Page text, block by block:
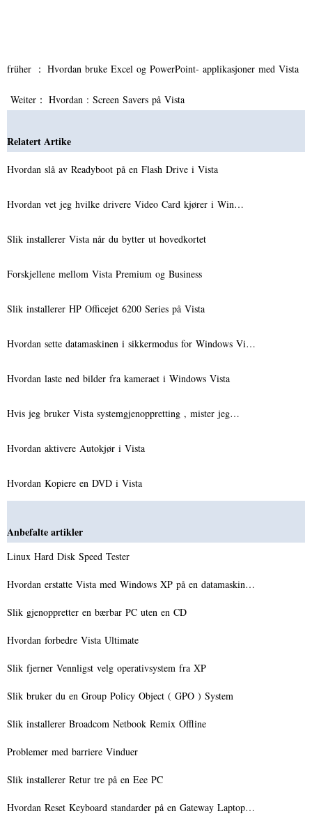
früher ： Hvordan bruke Excel og PowerPoint- applikasjoner med Vista
Weiter： Hvordan : Screen Savers på Vista
Relatert Artike
Hvordan slå av Readyboot på en Flash Drive i Vista
Hvordan vet jeg hvilke drivere Video Card kjører i Win…
Slik installerer Vista når du bytter ut hovedkortet
Forskjellene mellom Vista Premium og Business
Slik installerer HP Officejet 6200 Series på Vista
Hvordan sette datamaskinen i sikkermodus for Windows Vi…
Hvordan laste ned bilder fra kameraet i Windows Vista
Hvis jeg bruker Vista systemgjenoppretting , mister jeg…
Hvordan aktivere Autokjør i Vista
Hvordan Kopiere en DVD i Vista
Anbefalte artikler
Linux Hard Disk Speed ​​Tester
Hvordan erstatte Vista med Windows XP på en datamaskin…
Slik gjenoppretter en bærbar PC uten en CD
Hvordan forbedre Vista Ultimate
Slik fjerner Vennligst velg operativsystem fra XP
Slik bruker du en Group Policy Object ( GPO ) System
Slik installerer Broadcom Netbook Remix Offline
Problemer med barriere Vinduer
Slik installerer Retur tre på en Eee PC
Hvordan Reset Keyboard standarder på en Gateway Laptop…